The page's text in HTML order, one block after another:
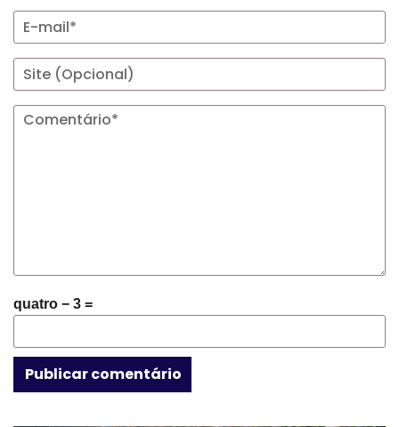
quatro − 3 =